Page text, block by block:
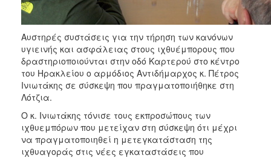
Αυστηρές συστάσεις για την τήρηση των κανόνων
υγιεινής και ασφάλειας στους ιχθυέμπορους που
δραστηριοποιούνται στην οδό Καρτερού στο κέντρο
του Ηρακλείου ο αρμόδιος Αντιδήμαρχος κ. Πέτρος
Ινιωτάκης σε σύσκεψη που πραγματοποιήθηκε στη
Λότζια.
Ο κ. Ινιωτάκης τόνισε τους εκπροσώπους των
ιχθυεμπόρων που μετείχαν στη σύσκεψη ότι μέχρι
να πραγματοποιηθεί η μετεγκατάσταση της
ιχθυαγοράς στις νέες εγκαταστάσεις που